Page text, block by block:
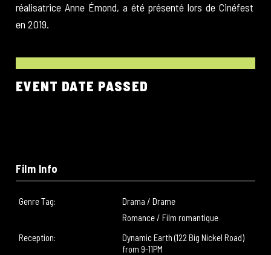
réalisatrice Anne Émond, a été présenté lors de Cinéfest
en 2019.
EVENT DATE PASSED
Film Info
Genre Tag:
Drama / Drame
Romance / Film romantique
Reception:
Dynamic Earth (122 Big Nickel Road)
from 9-11PM